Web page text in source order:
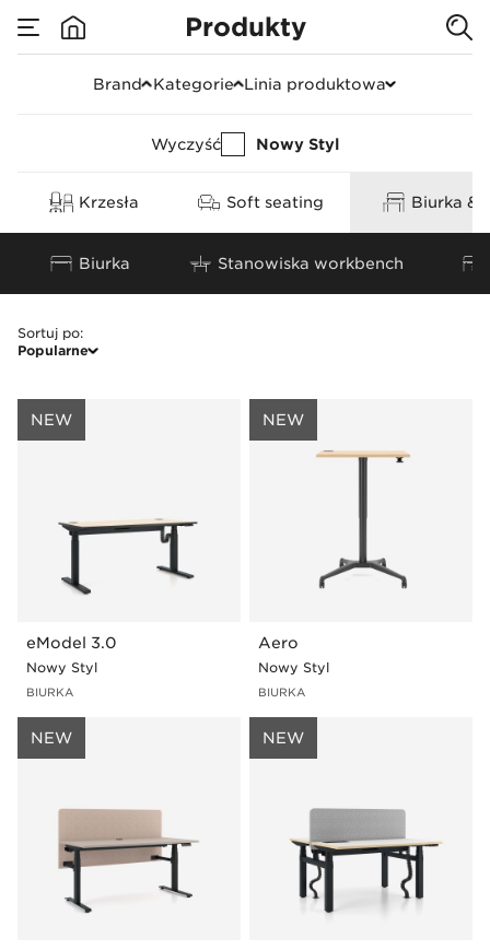
Produkty
Biurka &
Brand Kategorie Linia produktowa
Wyczyść Nowy Styl
Krzesła Soft seating Biurka &
Biurka Stanowiska workbench
Sortuj po:
Popularne
NEW
eModel 3.0
Nowy Styl
BIURKA
NEW
Aero
Nowy Styl
BIURKA
NEW NEW